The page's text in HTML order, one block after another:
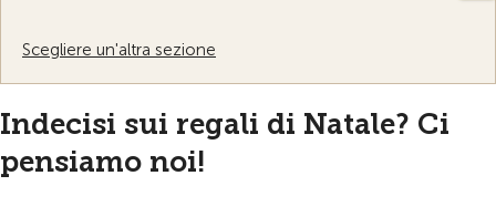
Scegliere un'altra sezione
Indecisi sui regali di Natale? Ci
pensiamo noi!